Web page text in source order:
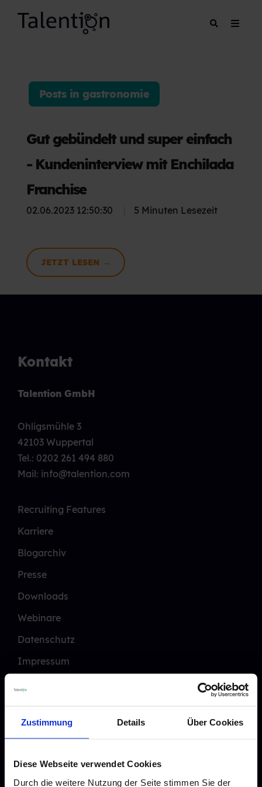
Zustimmung Details Über Cookies
Diese Webseite verwendet Cookies
Durch die weitere Nutzung der Seite stimmen Sie der
Posts in gastronomie
Gut gebündelt und super einfach
- Kundeninterview mit Enchilada
Franchise
02.06.2023 12:50:30 5 Minuten Lesezeit
JETZT LESEN →
Kontakt
Talention GmbH
Ohligsmühle 3
42103 Wuppertal
Tel.: 0202 261 494 880
Mail: info@talention.com
Recruiting Features
Karriere
Blogarchiv
Presse
Downloads
Webinare
Datenschutz
Impressum
Leitfäden